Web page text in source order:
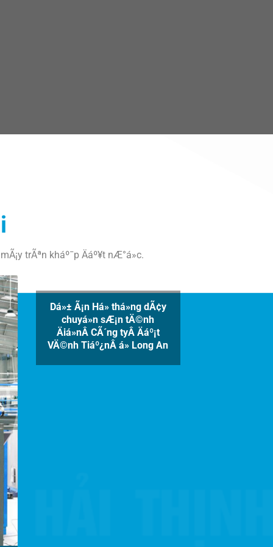
trÃªn kháº¯p Äáº¥t nÆ°á»c.
Dá»± Ã¡n Há» thá»ng dÃ¢y
chuyá»n sÆ¡n tÄ©nh
Äiá»nÂ CÃ´ng tyÂ Äáº¡t
VÄ©nh Tiáº¿nÂ á» Long An